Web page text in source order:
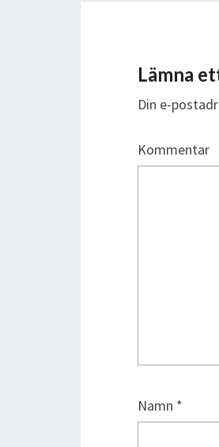
Lämna
Din e-
Kommentar
Namn *